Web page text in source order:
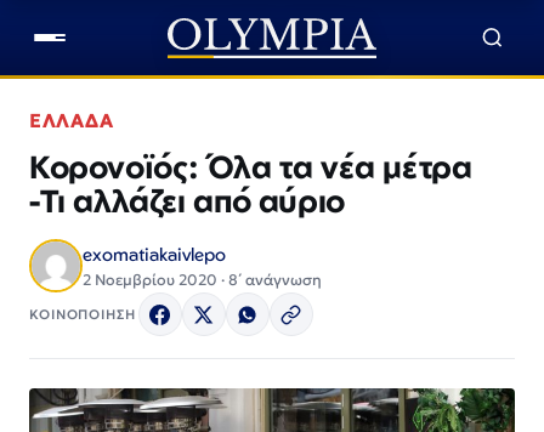
ΕΛΛΑΔΑ
Κορονοϊός: Όλα τα νέα μέτρα
-Τι αλλάζει από αύριο
exomatiakaivlepo
2 Νοεμβρίου 2020 · 8΄ ανάγνωση
ΚΟΙΝΟΠΟΙΗΣΗ